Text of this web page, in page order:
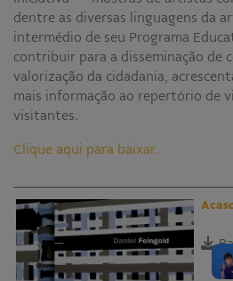
dentre as diversas linguagens da
intermédio de seu Programa
contribuir para a disseminação de
valorização da cidadania,
mais informação ao repertório de
visitantes.
Clique aqui para baixar.